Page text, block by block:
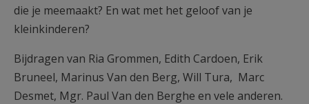
die je meemaakt? En wat met het geloof van je
kleinkinderen?
Bijdragen van Ria Grommen, Edith Cardoen, Erik
Bruneel, Marinus Van den Berg, Will Tura, Marc
Desmet, Mgr. Paul Van den Berghe en vele anderen.